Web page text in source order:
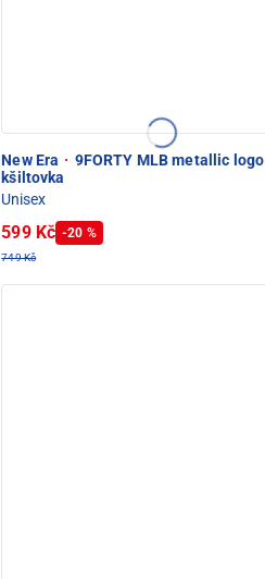
New Era · 9FORTY MLB metallic logo
kšiltovka
Unisex
599 Kč -20 %
749 Kč